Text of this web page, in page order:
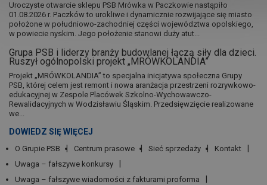
Uroczyste otwarcie sklepu PSB Mrówka w Paczkowie nastąpiło
01.08.2026 r. Paczków to urokliwe i dynamicznie rozwijające się miasto
położone w południowo-zachodniej części województwa opolskiego,
w powiecie nyskim. Jego położenie stanowi duży atut...
Grupa PSB i liderzy branży budowlanej łączą siły dla dzieci.
Ruszył ogólnopolski projekt „MRÓWKOLANDIA”
Projekt „MRÓWKOLANDIA” to specjalna inicjatywa społeczna Grupy
PSB, której celem jest remont i nowa aranżacja przestrzeni rozrywkowo-
edukacyjnej w Zespole Placówek Szkolno-Wychowawczo-
Rewalidacyjnych w Wodzisławiu Śląskim. Przedsięwzięcie realizowane
we...
DOWIEDZ SIĘ WIĘCEJ
O Grupie PSB Centrum prasowe Sieć sprzedaży
Kontakt
Uwaga – fałszywe konkursy
Uwaga – fałszywe wiadomości z fakturami proforma